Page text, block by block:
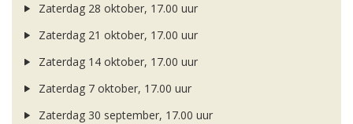
Zaterdag 28 oktober, 17.00 uur
Zaterdag 21 oktober, 17.00 uur
Zaterdag 14 oktober, 17.00 uur
Zaterdag 7 oktober, 17.00 uur
Zaterdag 30 september, 17.00 uur